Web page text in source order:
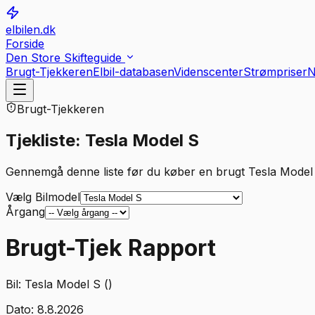
elbilen.dk
Forside
Den Store Skifteguide
Brugt-TjekkerenElbil-databasenVidenscenterStrømpriser
Brugt-Tjekkeren
Tjekliste: Tesla Model S
Gennemgå denne liste før du køber en brugt Tesla Model
Vælg Bilmodel
Årgang
Brugt-Tjek Rapport
Bil: Tesla Model S ()
Dato: 8.8.2026